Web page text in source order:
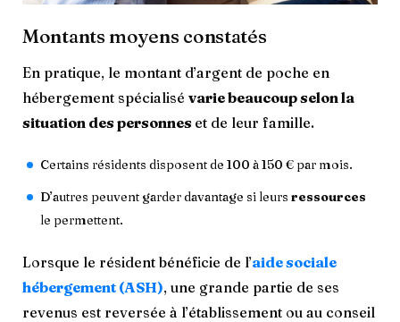
Montants moyens constatés
En pratique, le montant d’argent de poche en
hébergement spécialisé varie beaucoup selon la
situation des personnes et de leur famille.
Certains résidents disposent de 100 à 150 € par mois.
D’autres peuvent garder davantage si leurs ressources
le permettent.
Lorsque le résident bénéficie de l’aide sociale
hébergement (ASH), une grande partie de ses
revenus est reversée à l’établissement ou au conseil